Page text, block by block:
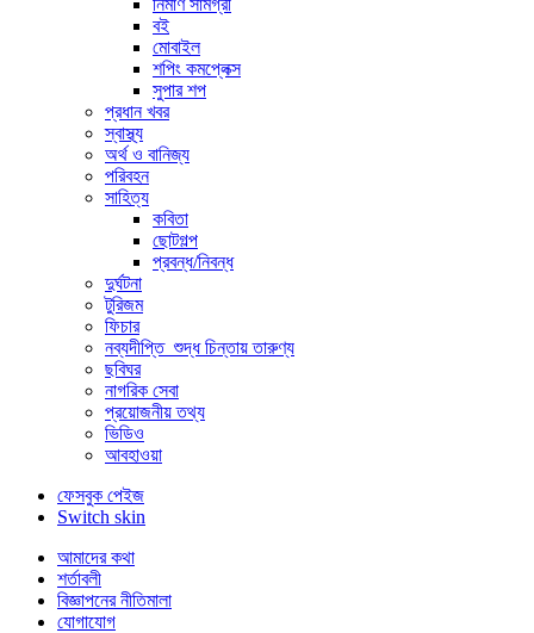
নির্মাণ সামগ্রী
বই
মোবাইল
শপিং কমপ্লেক্স
সুপার শপ
প্রধান খবর
স্বাস্থ্য
অর্থ ও বানিজ্য
পরিবহন
সাহিত্য
কবিতা
ছোটগল্প
প্রবন্ধ/নিবন্ধ
দুর্ঘটনা
টুরিজম
ফিচার
নব্যদীপ্তি_শুদ্ধ চিন্তায় তারুণ্য
ছবিঘর
নাগরিক সেবা
প্রয়োজনীয় তথ্য
ভিডিও
আবহাওয়া
ফেসবুক পেইজ
Switch skin
আমাদের কথা
শর্তাবলী
বিজ্ঞাপনের নীতিমালা
যোগাযোগ